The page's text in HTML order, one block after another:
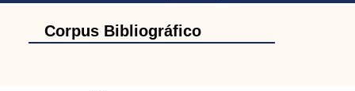
Corpus Bibliográfico